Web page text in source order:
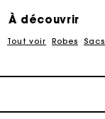
À découvrir
Tout voir Robes Sacs